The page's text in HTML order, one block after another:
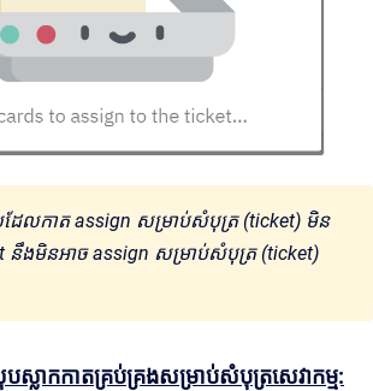
ែលកាត assign សម្រាប់សំបុត្រ (ticket) មិន
នឹងមិនអាច assign សម្រាប់សំបុត្រ (ticket)
លាកកាតគ្រប់គ្រងសម្រាប់សំបុត្រសេវាកម្ម: